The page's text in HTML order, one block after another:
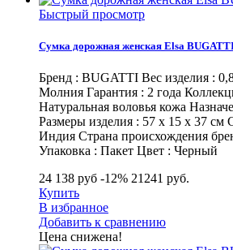
Быстрый просмотр
Сумка дорожная женская Elsa
Бренд : BUGATTI Вес изделия :
Молния Гарантия : 2 года
Натуральная воловья кожа
Размеры изделия : 57 х 15 х 37 см
Индия Страна происхождения
Упаковка : Пакет Цвет : Черный
24 138 руб -12% 21241 руб.
Купить
В избранное
Добавить к сравнению
Цена снижена!